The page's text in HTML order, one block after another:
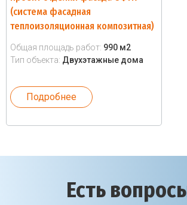
(система фасадная
теплоизоляционная композитная)
Общая площадь работ: 990 м2
Тип объекта: Двухэтажные дома
Подробнее
Есть